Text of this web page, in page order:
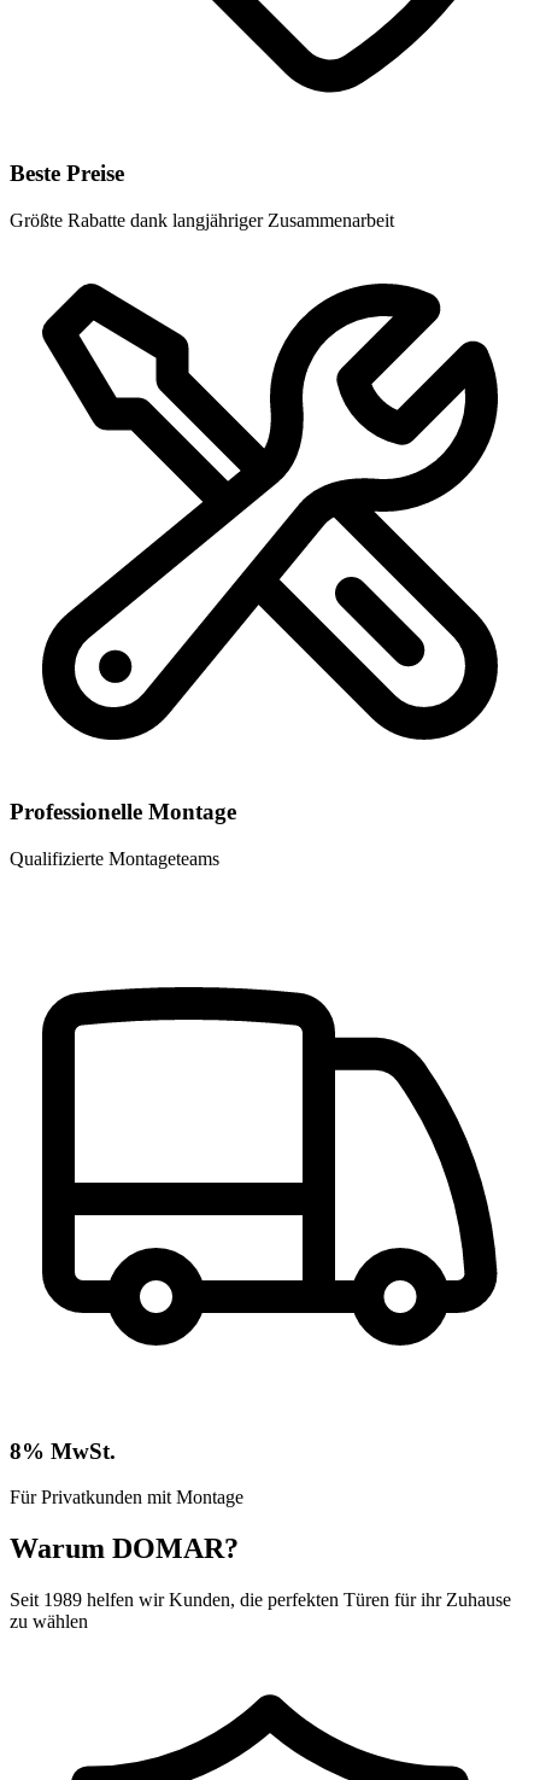
Beste Preise
Größte Rabatte dank langjähriger Zusammenarbeit
Professionelle Montage
Qualifizierte Montageteams
8% MwSt.
Für Privatkunden mit Montage
Warum DOMAR?
Seit 1989 helfen wir Kunden, die perfekten Türen für ihr Zuhause
zu wählen